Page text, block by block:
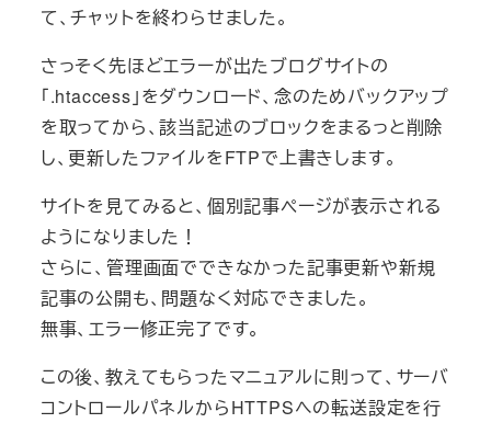
て、チャットを終わらせました。
さっそく先ほどエラーが出たブログサイトの
「.htaccess」をダウンロード、念のためバックアップ
を取ってから、該当記述のブロックをまるっと削除
し、更新したファイルをFTPで上書きします。
サイトを見てみると、個別記事ページが表示される
ようになりました！
さらに、管理画面でできなかった記事更新や新規
記事の公開も、問題なく対応できました。
無事、エラー修正完了です。
この後、教えてもらったマニュアルに則って、サーバ
コントロールパネルからHTTPSへの転送設定を行